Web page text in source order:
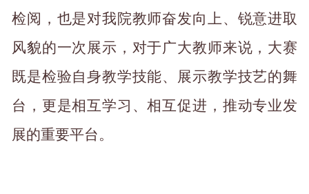
检阅，也是对我院教师奋发向上、锐意进取
风貌的一次展示，对于广大教师来说，大赛
既是检验自身教学技能、展示教学技艺的舞
台，更是相互学习、相互促进，推动专业发
展的重要平台。